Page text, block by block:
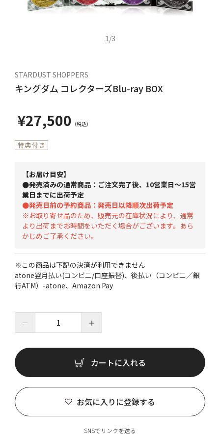
1/3
STARDUST SHOPPERS
キングダム コレクターズBlu-ray BOX
¥27,500
【お届け目安】
●発売済みの通常商品：ご注文完了後、10営業日～15営
業日までに出荷予定
●発売日前の予約商品：発売日以降順次出荷予定
※お取り寄せ品のため、販売元の在庫状況により、通常
より出荷までお時間をいただく場合がございます。あら
かじめご了承ください。
※この商品は下記の決済が利用できません
atone翌月払い(コンビニ/口座振替)、後払い（コンビニ／銀
行ATM）-atone、Amazon Pay
－ ＋
カートに入れる
お気に入りに登録する
SNSでリンクを送る